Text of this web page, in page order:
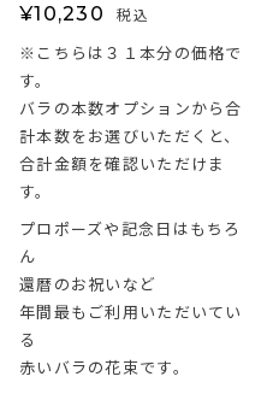
¥10,230 税込
※こちらは３１本分の価格で
す。
バラの本数オプションから合
計本数をお選びいただくと、
合計金額を確認いただけま
す。
プロポーズや記念日はもちろ
ん
還暦のお祝いなど
年間最もご利用いただいてい
る
赤いバラの花束です。